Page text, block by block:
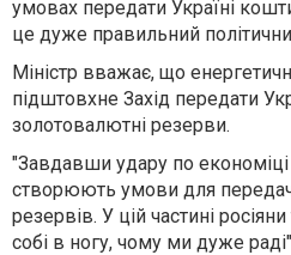
умовах передати Україні
це дуже правильний
Міністр вважає, що
підштовхне Захід передати
золотовалютні резерви.
"Завдавши удару по економіці
створюють умови для
резервів. У цій частині
собі в ногу, чому ми дуже